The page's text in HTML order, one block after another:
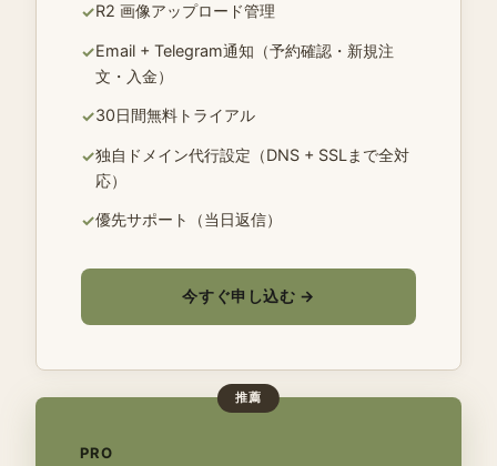
✓R2 画像アップロード管理
✓Email + Telegram通知（予約確認・新規注
文・入金）
✓30日間無料トライアル
✓独自ドメイン代行設定（DNS + SSLまで全対
応）
✓優先サポート（当日返信）
今すぐ申し込む →
推薦
PRO